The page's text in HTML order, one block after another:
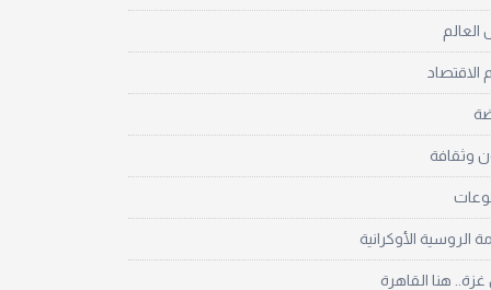
العالم
الاقتصاد
وثقافة
الروسية الأوكرانية
هنا القاهرة